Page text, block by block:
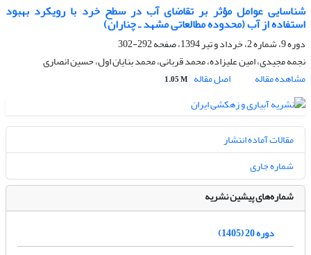
شناسایی عوامل مؤثر بر تقاضای آب در سطح خرد با رویکرد بهبود
استفاده از آب (محدوده مطالعاتی مشهد ـ چناران)
دوره 9، شماره 2، خرداد و تیر 1394، صفحه
292-302
نجمه مجیدی، امین علیزاده، محمد قربانی، محمد بنایان اول، حسین انصاری
مشاهده مقاله
اصل مقاله 1.05 M
مقالات آماده انتشار
شماره جاری
شماره‌های پیشین نشریه
دوره 20 (1405)